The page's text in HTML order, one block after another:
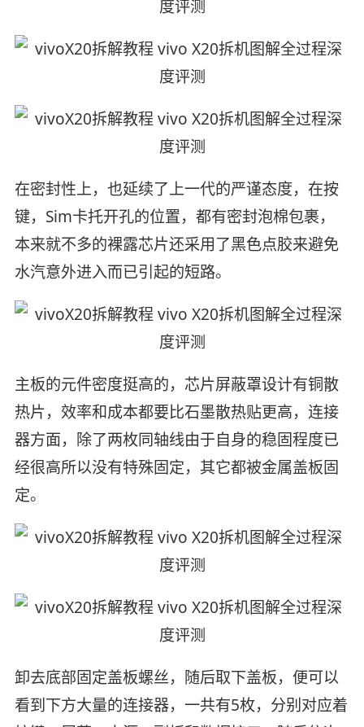
在密封性上，也延续了上一代的严谨态度，在按
键，Sim卡托开孔的位置，都有密封泡棉包裹，
本来就不多的裸露芯片还采用了黑色点胶来避免
水汽意外进入而已引起的短路。
主板的元件密度挺高的，芯片屏蔽罩设计有铜散
热片，效率和成本都要比石墨散热贴更高，连接
器方面，除了两枚同轴线由于自身的稳固程度已
经很高所以没有特殊固定，其它都被金属盖板固
定。
卸去底部固定盖板螺丝，随后取下盖板，便可以
看到下方大量的连接器，一共有5枚，分别对应着